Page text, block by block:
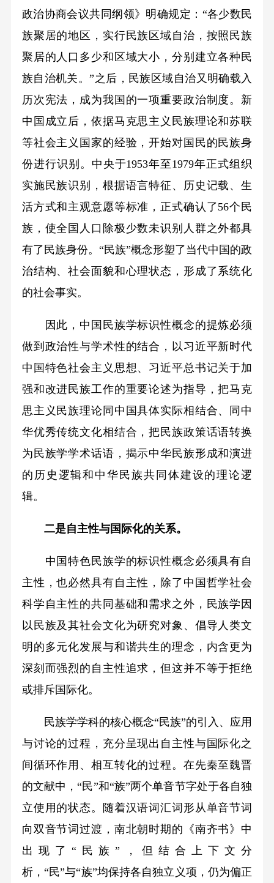
政治协商会议共同纲领》明确规定：“各少数民
族聚居的地区，实行民族区域自治，按照民族
聚居的人口多少和区域大小，分别建立各种民
族自治机关。”之后，民族区域自治又明确载入
历次宪法，成为我国的一项重要政治制度。新
中国成立后，依据马克思主义民族理论和苏联
等社会主义国家的经验，开始对国民的民族身
份进行识别。中央于1953年至1979年正式组织
实施民族识别，根据语言特征、历史记载、生
活方式和主观意愿等标准，正式确认了56个民
族，使全国人口除极少数未识别人群之外都具
有了民族身份。“民族”概念形塑了当代中国的政
治结构、社会面貌和心理状态，形成了系统化
的社会事实。
因此，中国民族学标识性概念的提炼必须
做到政治性与学术性的结合，以习近平新时代
中国特色社会主义思想、习近平总书记关于加
强和改进民族工作的重要论述为指导，把马克
思主义民族理论同中国具体实际相结合、同中
华优秀传统文化相结合，把民族政策话语转换
为民族学学术话语，揭示中华民族形成和演进
的历史逻辑和中华民族共同体建设的理论逻
辑。
二是自主性与国际化的关系。
中国特色民族学的标识性概念必须具有自
主性，也必然具有自主性，除了中国哲学社会
科学自主性的共同基础和需求之外，民族学因
以民族及其社会文化为研究对象、倡导人类文
明的多元化发展与和谐共生的理念，内含更为
深刻而强烈的自主性追求，但这并不等于拒绝
或排斥国际化。
民族学学科的核心概念“民族”的引入、应用
与讨论的过程，充分呈现出自主性与国际化之
间循环作用、相互转化的过程。在先秦至魏晋
的文献中，“民”和“族”两个单音节字处于各自独
立使用的状态。随着汉语词汇词形从单音节词
向双音节词过渡，南北朝时期的《南齐书》中
出现了“民族”，但结合上下文分
析，“民”与“族”均保持各自独立义项，仍为偏正